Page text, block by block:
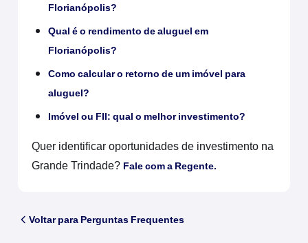
Florianópolis?
Qual é o rendimento de aluguel em
Florianópolis?
Como calcular o retorno de um imóvel para
aluguel?
Imóvel ou FII: qual o melhor investimento?
Quer identificar oportunidades de investimento na
Grande Trindade? Fale com a Regente.
Voltar para Perguntas Frequentes